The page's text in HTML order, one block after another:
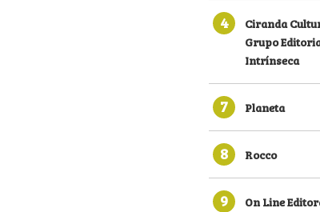
4
Ciranda
Grupo
Intrínseca
7 Planeta
8 Rocco
9 On Line